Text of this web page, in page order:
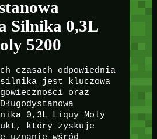
Silnika 0,3L
5200
czasach odpowiednia
silnika jest kluczowa
oraz
0,3L Liquy Moly
który zyskuje